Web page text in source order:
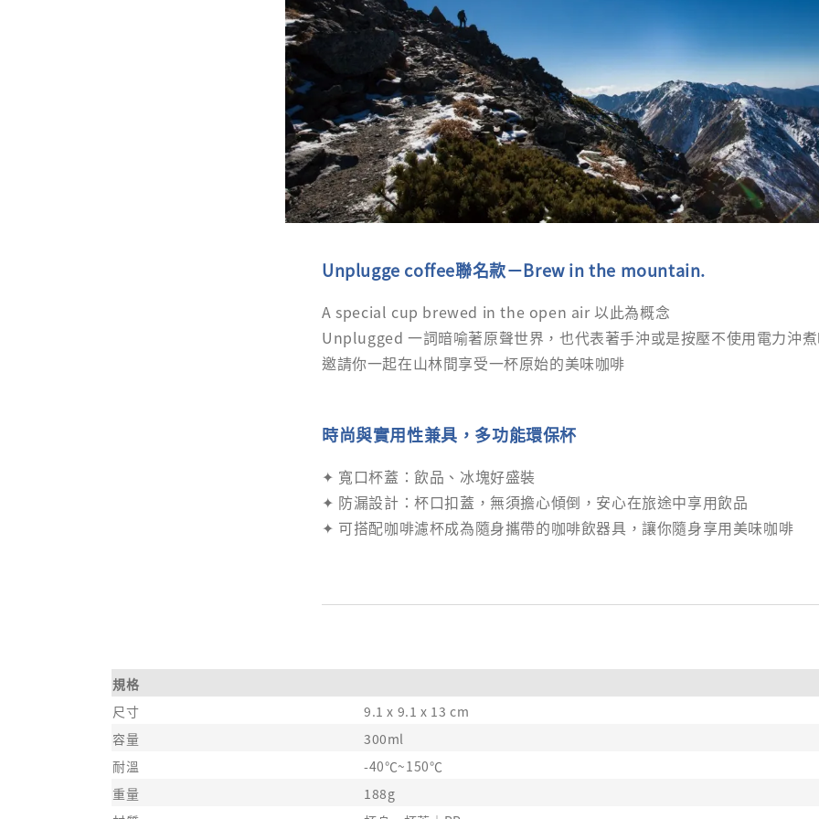
Unplugge coffee聯名款－Brew in the mountain.
A special cup brewed in the open air 以此為概念
Unplugged 一詞暗喻著原聲世界，也代表著手沖或是按壓不使用電力沖
邀請你一起在山林間享受一杯原始的美味咖啡
時尚與實用性兼具，多功能環保杯
✦ 寬口杯蓋：飲品、冰塊好盛裝
✦ 防漏設計：杯口扣蓋，無須擔心傾倒，安心在旅途中享用飲品
✦ 可搭配咖啡濾杯成為隨身攜帶的咖啡飲器具，讓你隨身享用美味咖啡
規格
尺寸
9.1 x 9.1 x 13 cm
容量
300ml
耐溫
-40℃~150℃
重量
188g